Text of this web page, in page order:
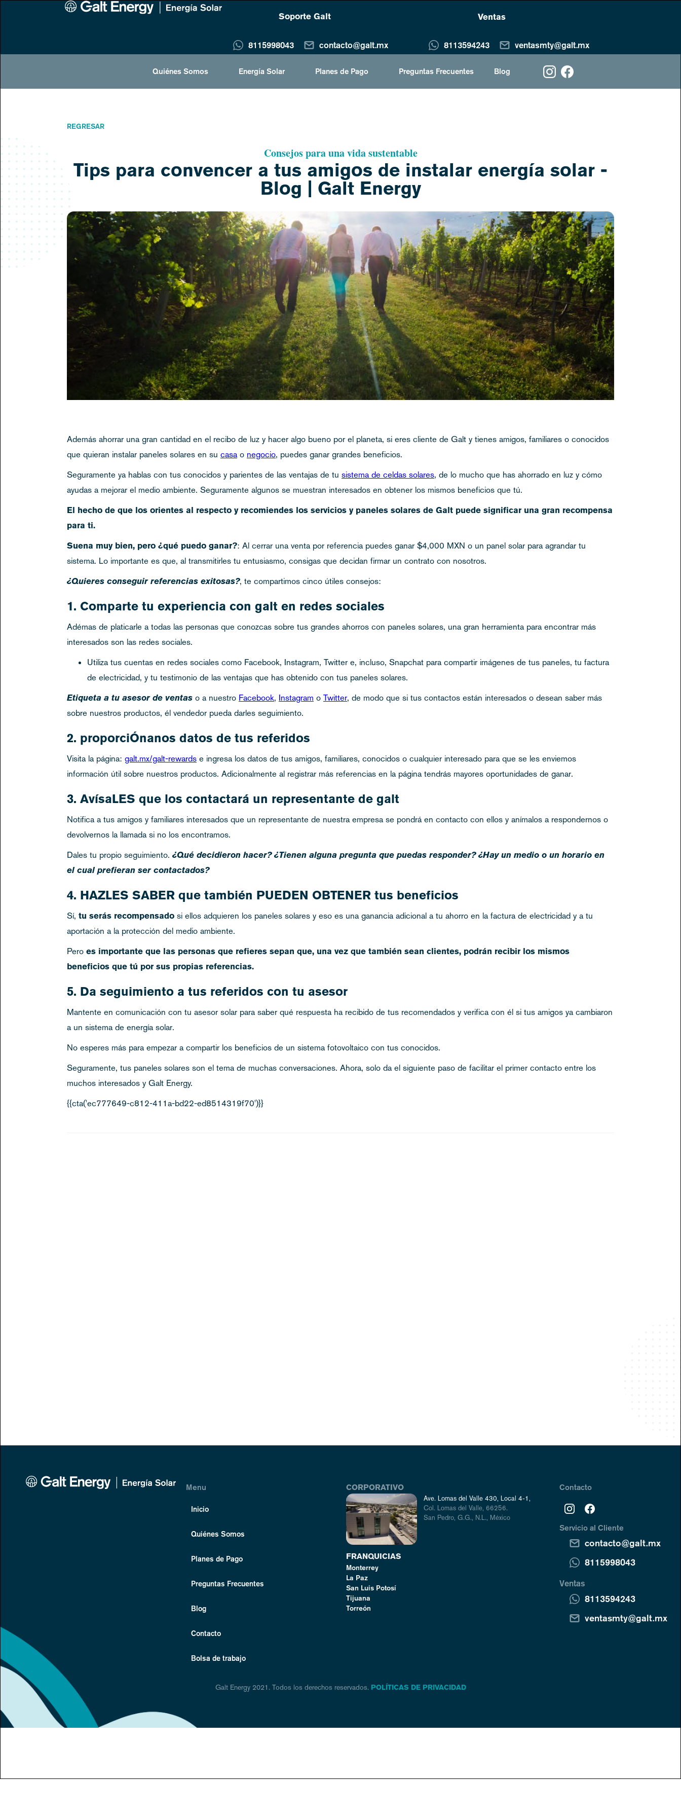
Soporte Galt Ventas
8115998043 contacto@galt.mx 8113594243 ventasmty@galt.mx
Quiénes Somos Energía Solar Planes de Pago Preguntas Frecuentes Blog
REGRESAR
Consejos para una vida sustentable
Tips para convencer a tus amigos de instalar energía solar -
Blog | Galt Energy
Además ahorrar una gran cantidad en el recibo de luz y hacer algo bueno por el planeta, si eres cliente de Galt y tienes amigos, familiares o conocidos
que quieran instalar paneles solares en su casa o negocio, puedes ganar grandes beneficios.
Seguramente ya hablas con tus conocidos y parientes de las ventajas de tu sistema de celdas solares, de lo mucho que has ahorrado en luz y cómo
ayudas a mejorar el medio ambiente. Seguramente algunos se muestran interesados en obtener los mismos beneficios que tú.
El hecho de que los orientes al respecto y recomiendes los servicios y paneles solares de Galt puede significar una gran recompensa
para ti.
Suena muy bien, pero ¿qué puedo ganar?: Al cerrar una venta por referencia puedes ganar $4,000 MXN o un panel solar para agrandar tu
sistema. Lo importante es que, al transmitirles tu entusiasmo, consigas que decidan firmar un contrato con nosotros.
¿Quieres conseguir referencias exitosas?, te compartimos cinco útiles consejos:
1. Comparte tu experiencia con galt en redes sociales
Adémas de platicarle a todas las personas que conozcas sobre tus grandes ahorros con paneles solares, una gran herramienta para encontrar más
interesados son las redes sociales.
Utiliza tus cuentas en redes sociales como Facebook, Instagram, Twitter e, incluso, Snapchat para compartir imágenes de tus paneles, tu factura
de electricidad, y tu testimonio de las ventajas que has obtenido con tus paneles solares.
Etiqueta a tu asesor de ventas o a nuestro Facebook, Instagram o Twitter, de modo que si tus contactos están interesados o desean saber más
sobre nuestros productos, él vendedor pueda darles seguimiento.
2. proporciÓnanos datos de tus referidos
Visita la página: galt.mx/galt-rewards e ingresa los datos de tus amigos, familiares, conocidos o cualquier interesado para que se les enviemos
información útil sobre nuestros productos. Adicionalmente al registrar más referencias en la página tendrás mayores oportunidades de ganar.
3. AvísaLES que los contactará un representante de galt
Notifica a tus amigos y familiares interesados que un representante de nuestra empresa se pondrá en contacto con ellos y anímalos a respondernos o
devolvernos la llamada si no los encontramos.
Dales tu propio seguimiento. ¿Qué decidieron hacer? ¿Tienen alguna pregunta que puedas responder? ¿Hay un medio o un horario en
el cual prefieran ser contactados?
4. HAZLES SABER que también PUEDEN OBTENER tus beneficios
Sí, tu serás recompensado si ellos adquieren los paneles solares y eso es una ganancia adicional a tu ahorro en la factura de electricidad y a tu
aportación a la protección del medio ambiente.
Pero es importante que las personas que refieres sepan que, una vez que también sean clientes, podrán recibir los mismos
beneficios que tú por sus propias referencias.
5. Da seguimiento a tus referidos con tu asesor
Mantente en comunicación con tu asesor solar para saber qué respuesta ha recibido de tus recomendados y verifica con él si tus amigos ya cambiaron
a un sistema de energía solar.
No esperes más para empezar a compartir los beneficios de un sistema fotovoltaico con tus conocidos.
Seguramente, tus paneles solares son el tema de muchas conversaciones. Ahora, solo da el siguiente paso de facilitar el primer contacto entre los
muchos interesados y Galt Energy.
{{cta('ec777649-c812-411a-bd22-ed8514319f70')}}
Menu
Inicio
Quiénes Somos
Planes de Pago
Preguntas Frecuentes
Blog
Contacto
Bolsa de trabajo
CORPORATIVO
Ave. Lomas del Valle 430, Local 4-1,
Col. Lomas del Valle, 66256.
San Pedro, G.G., N.L., México
FRANQUICIAS
Monterrey
La Paz
San Luis Potosí
Tijuana
Torreón
Contacto
Servicio al Cliente
contacto@galt.mx
8115998043
Ventas
8113594243
ventasmty@galt.mx
Galt Energy 2021. Todos los derechos reservados. POLÍTICAS DE PRIVACIDAD